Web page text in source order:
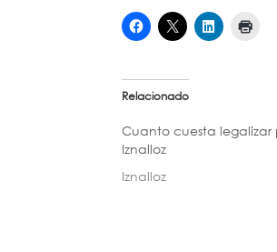
Relacionado
Cuanto cuesta legalizar
Iznalloz
Iznalloz